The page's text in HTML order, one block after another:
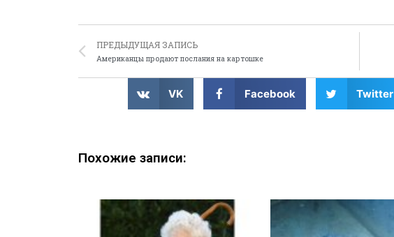
ПРЕДЫДУЩАЯ ЗАПИСЬ
Американцы продают послания на картошке
VK Facebook Twitter
Похожие записи: